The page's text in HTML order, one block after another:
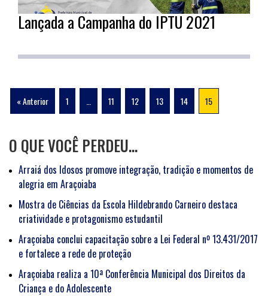
Lançada a Campanha do IPTU 2021
« Anterior 1 11 12 13 14 15
O QUE VOCÊ PERDEU…
Arraiá dos Idosos promove integração, tradição e momentos de
alegria em Araçoiaba
Mostra de Ciências da Escola Hildebrando Carneiro destaca
criatividade e protagonismo estudantil
Araçoiaba conclui capacitação sobre a Lei Federal nº 13.431/2017
e fortalece a rede de proteção
Araçoiaba realiza a 10ª Conferência Municipal dos Direitos da
Criança e do Adolescente